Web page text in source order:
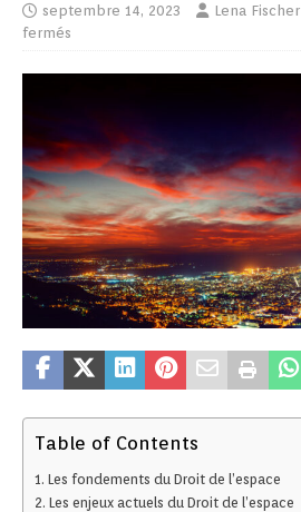
septembre 14, 2023 Lena Fischer
fermés
Table of Contents
Les fondements du Droit de l’espace
Les enjeux actuels du Droit de l’espace